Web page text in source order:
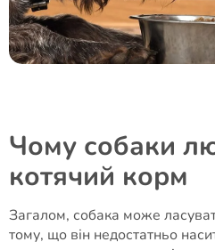
Чому собаки
котячий корм
Загалом, собака може
тому, що він недостатньо